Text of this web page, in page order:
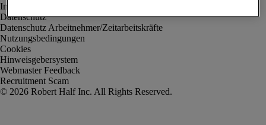
Impressum
Datenschutz
Datenschutz Arbeitnehmer/Zeitarbeitskräfte
Nutzungsbedingungen
Cookies
Hinweisgebersystem
Webmaster Feedback
Recruitment Scam